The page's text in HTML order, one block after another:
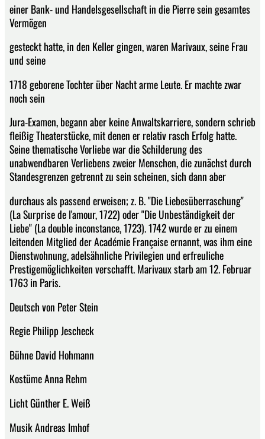
einer Bank- und Handelsgesellschaft in die Pierre sein gesamtes
Vermögen
gesteckt hatte, in den Keller gingen, waren Marivaux, seine Frau
und seine
1718 geborene Tochter über Nacht arme Leute. Er machte zwar
noch sein
Jura-Examen, begann aber keine Anwaltskarriere, sondern schrieb
fleißig Theaterstücke, mit denen er relativ rasch Erfolg hatte.
Seine thematische Vorliebe war die Schilderung des
unabwendbaren Verliebens zweier Menschen, die zunächst durch
Standesgrenzen getrennt zu sein scheinen, sich dann aber
durchaus als passend erweisen; z. B. "Die Liebesüberraschung"
(La Surprise de l'amour, 1722) oder "Die Unbeständigkeit der
Liebe" (La double inconstance, 1723). 1742 wurde er zu einem
leitenden Mitglied der Académie Française ernannt, was ihm eine
Dienstwohnung, adelsähnliche Privilegien und erfreuliche
Prestigemöglichkeiten verschafft. Marivaux starb am 12. Februar
1763 in Paris.
Deutsch von Peter Stein
Regie Philipp Jescheck
Bühne David Hohmann
Kostüme Anna Rehm
Licht Günther E. Weiß
Musik Andreas Imhof